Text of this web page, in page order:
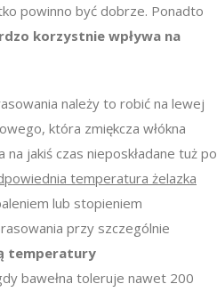
powinno być dobrze. Ponadto
korzystnie wpływa na
należy to robić na lewej
która zmiękcza włókna
jakiś czas nieposkładane tuż po
temperatura żelazka
lub stopieniem
przy szczególnie
temperatury
bawełna toleruje nawet 200